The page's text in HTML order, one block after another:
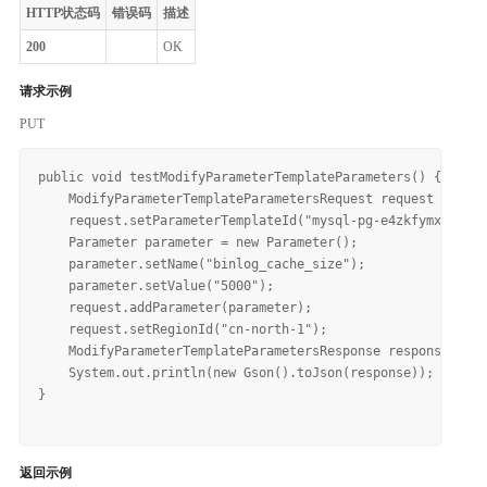
HTTP状态码 错误码 描述
200 OK
请求示例
PUT
public void testModifyParameterTemplateParameters() {
ModifyParameterTemplateParametersRequest request =
    request.setParameterTemplateId("mysql-pg-e4zkfymxwt");
    Parameter parameter = new Parameter();
    parameter.setName("binlog_cache_size");
    parameter.setValue("5000");
    request.addParameter(parameter);
    request.setRegionId("cn-north-1");
ModifyParameterTemplateParametersResponse response =
    System.out.println(new Gson().toJson(response));
}
返回示例